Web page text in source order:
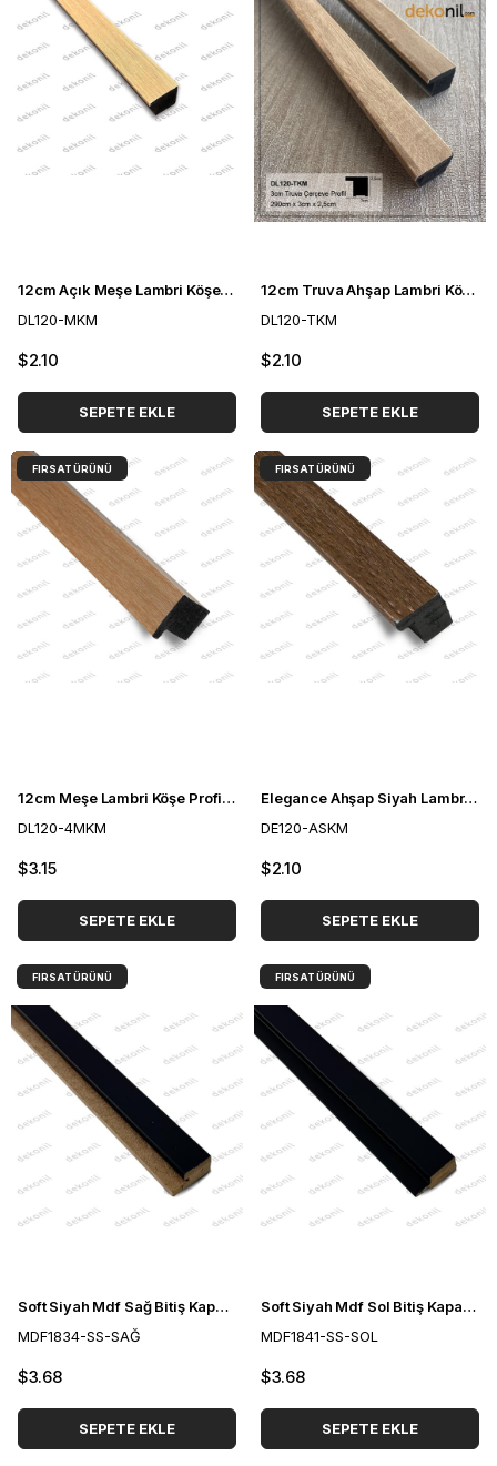
12cm Açık Meşe Lambri Köşe Profili 3cm
DL120-MKM
$2.10
SEPETE EKLE
12cm Truva Ahşap Lambri Köşe Profili 3cm
DL120-TKM
$2.10
SEPETE EKLE
12cm Meşe Lambri Köşe Profili 3cm
DL120-4MKM
$3.15
SEPETE EKLE
FIRSAT ÜRÜNÜ
Elegance Ahşap Siyah Lambri Köşe Profili 2,4cm
DE120-ASKM
$2.10
SEPETE EKLE
FIRSAT ÜRÜNÜ
Soft Siyah Mdf Sağ Bitiş Kapama Çıtası 3 cm
MDF1834-SS-SAĞ
$3.68
SEPETE EKLE
FIRSAT ÜRÜNÜ
Soft Siyah Mdf Sol Bitiş Kapama Çıtası 3 cm
MDF1841-SS-SOL
$3.68
SEPETE EKLE
FIRSAT ÜRÜNÜ